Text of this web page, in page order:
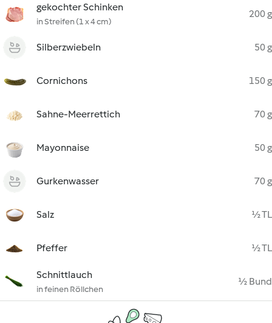
gekochter Schinken
in Streifen (1 x 4 cm)
200 g
Silberzwiebeln 50 g
Cornichons 150 g
Sahne-Meerrettich 70 g
Mayonnaise 50 g
Gurkenwasser 70 g
Salz ½ TL
Pfeffer ½ TL
Schnittlauch
in feinen Röllchen
½ Bund